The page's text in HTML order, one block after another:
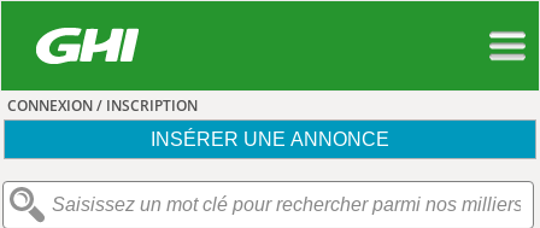
CONNEXION / INSCRIPTION
INSÉRER UNE ANNONCE